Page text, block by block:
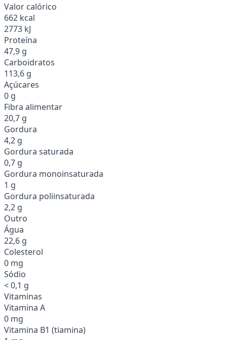
Valor calórico
662 kcal
2773 kJ
Proteína
47,9 g
Carboidratos
113,6 g
Açúcares
0 g
Fibra alimentar
20,7 g
Gordura
4,2 g
Gordura saturada
0,7 g
Gordura monoinsaturada
1 g
Gordura poliinsaturada
2,2 g
Outro
Água
22,6 g
Colesterol
0 mg
Sódio
< 0,1 g
Vitaminas
Vitamina A
0 mg
Vitamina B1 (tiamina)